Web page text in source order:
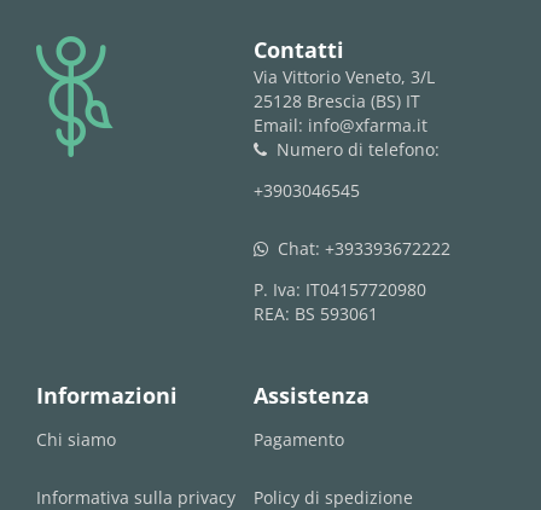
logo Contatti
Via Vittorio Veneto, 3/L
25128 Brescia (BS) IT
Email: info@xfarma.it
phone
Numero di telefono:
+3903046545
whatsapp Chat: +393393672222
P. Iva: IT04157720980
REA: BS 593061
Informazioni
Chi siamo
Informativa sulla privacy
Assistenza
Pagamento
Policy di spedizione